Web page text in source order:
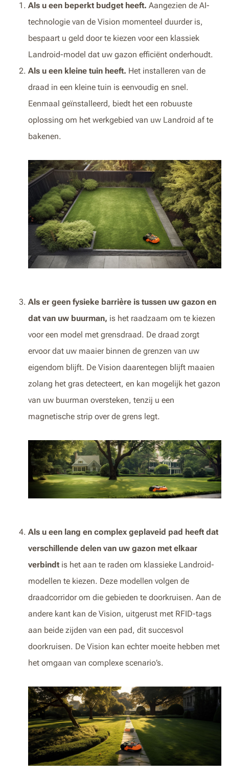
Als u een beperkt budget heeft. Aangezien de AI-
technologie van de Vision momenteel duurder is,
bespaart u geld door te kiezen voor een klassiek
Landroid-model dat uw gazon efficiënt onderhoudt.
Als u een kleine tuin heeft. Het installeren van de
draad in een kleine tuin is eenvoudig en snel.
Eenmaal geïnstalleerd, biedt het een robuuste
oplossing om het werkgebied van uw Landroid af te
bakenen.
Als er geen fysieke barrière is tussen uw gazon en
dat van uw buurman, is het raadzaam om te kiezen
voor een model met grensdraad. De draad zorgt
ervoor dat uw maaier binnen de grenzen van uw
eigendom blijft. De Vision daarentegen blijft maaien
zolang het gras detecteert, en kan mogelijk het gazon
van uw buurman oversteken, tenzij u een
magnetische strip over de grens legt.
Als u een lang en complex geplaveid pad heeft dat
verschillende delen van uw gazon met elkaar
verbindt is het aan te raden om klassieke Landroid-
modellen te kiezen. Deze modellen volgen de
draadcorridor om die gebieden te doorkruisen. Aan de
andere kant kan de Vision, uitgerust met RFID-tags
aan beide zijden van een pad, dit succesvol
doorkruisen. De Vision kan echter moeite hebben met
het omgaan van complexe scenario’s.